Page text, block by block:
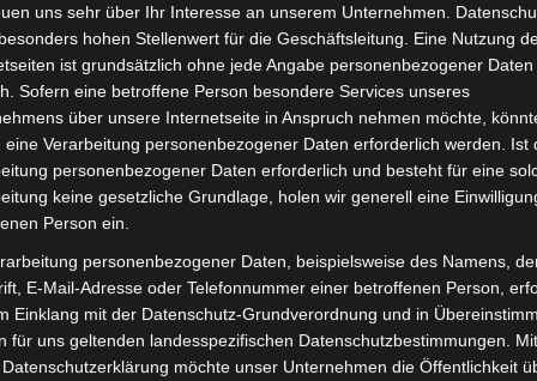
25
Kostenloser Versand
VOLTA VB4 NEO ELEKTRO-FAHRRAD
27.5″
mit
0
5
999,00€ 949,00€ *
IN DEN WARENKORB
Elektro-Fahrzeuge
20″
Bewertet
mit
0
von
5
IN
uns sehr über Ihr Interesse an unserem Unternehmen.
hohen Stellenwert für die Geschäftsleitung. Eine Nutzung
ist grundsätzlich ohne jede Angabe personenbezogener Daten
Sofern eine betroffene Person besondere Services unseres
über unsere Internetseite in Anspruch nehmen möchte,
eine Verarbeitung personenbezogener Daten erforderlich werden. Ist
personenbezogener Daten erforderlich und besteht für eine
keine gesetzliche Grundlage, holen wir generell eine
Person ein.
personenbezogener Daten, beispielsweise des Namens,
E-Mail-Adresse oder Telefonnummer einer betroffenen Person,
Einklang mit der Datenschutz-Grundverordnung und in
für uns geltenden landesspezifischen Datenschutzbestimmungen.
möchte unser Unternehmen die Öffentlichkeit